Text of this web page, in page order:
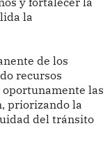
la
de los
recursos
las
priorizando la
del tránsito